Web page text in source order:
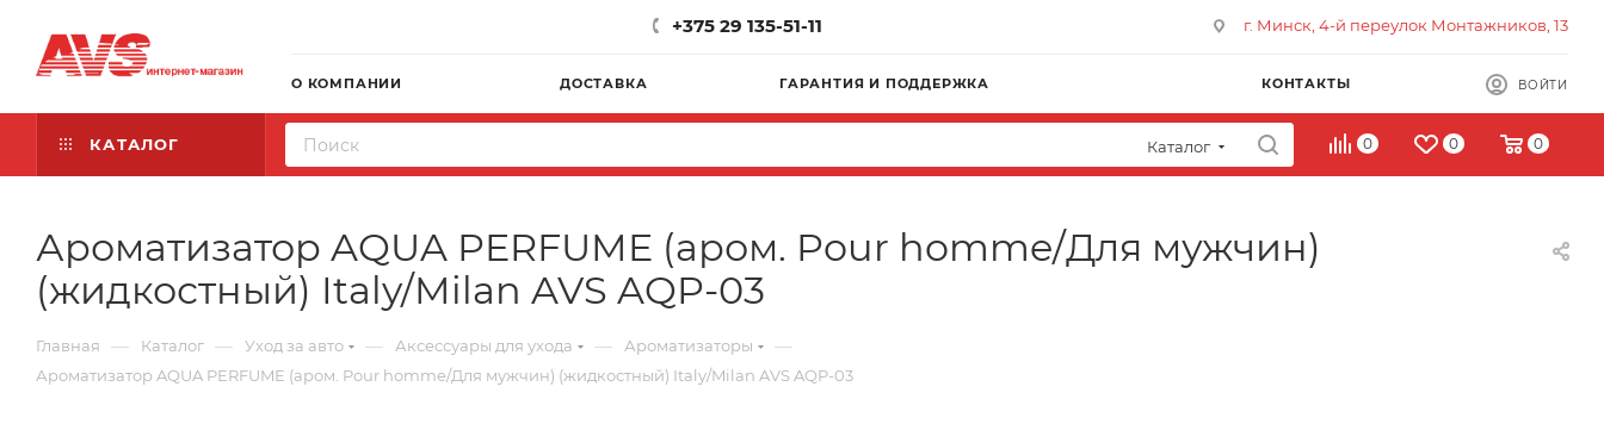
+375 29 135-51-11 г. Минск, 4-й переулок Монтажников, 13
О КОМПАНИИ ДОСТАВКА ГАРАНТИЯ И ПОДДЕРЖКА КОНТАКТЫ ВОЙТИ
КАТАЛОГ Каталог 0 0 0
Ароматизатор AQUA PERFUME (аром. Pour homme/Для мужчин)
(жидкостный) Italy/Milan AVS AQP-03
Главная — Каталог — Уход за авто — Аксессуары для ухода — Ароматизаторы —
Ароматизатор AQUA PERFUME (аром. Pour homme/Для мужчин) (жидкостный) Italy/Milan AVS AQP-03